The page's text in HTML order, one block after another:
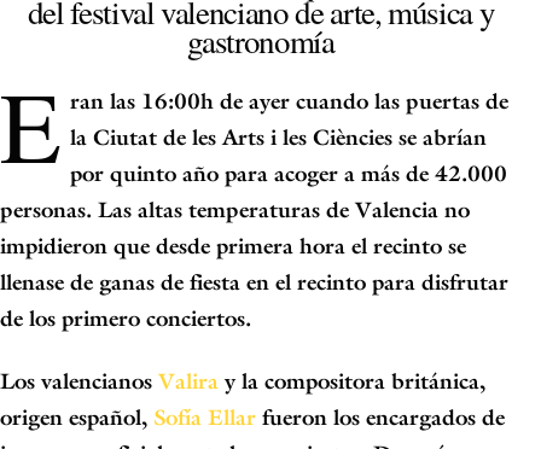
del festival valenciano de arte, música y
gastronomía
E ran las 16:00h de ayer cuando las puertas de
la Ciutat de les Arts i les Ciències se abrían
por quinto año para acoger amás de 42.000
personas. Las altas temperaturas de Valencia no
impidieron que desde primera hora el recinto se
llenase de ganas de fiesta en el recinto para disfrutar
de los primero conciertos.
Los valencianos Valira y la compositora británica,
origen español, Sofía Ellar fueron los encargados de